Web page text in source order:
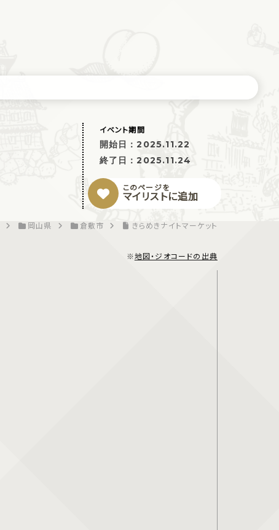
イベント期間
開始日：2025.11.22
終了日：2025.11.24
このページを
マイリストに追加
岡山県 倉敷市 きらめきナイトマーケット
※地図・ジオコードの出典